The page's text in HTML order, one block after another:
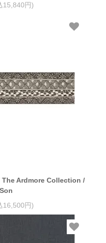
15,840円)
The Ardmore Collection /
16,500円)